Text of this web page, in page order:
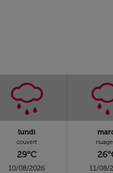
lundi
couvert
29°C
10/08/2026 11/08/